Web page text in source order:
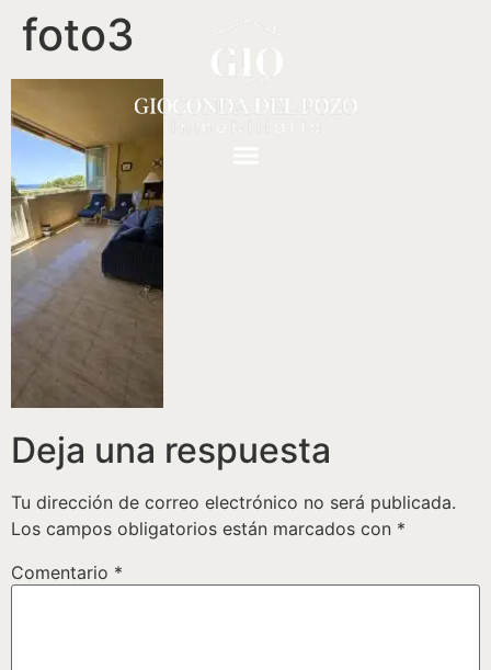
foto3
Deja una respuesta
Tu dirección de correo electrónico no será publicada.
Los campos obligatorios están marcados con *
Comentario *